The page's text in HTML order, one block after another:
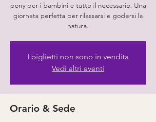
pony per i bambini e tutto il necessario. Una
giornata perfetta per rilassarsi e godersi la
natura.
I biglietti non sono in vendita
Vedi altri eventi
Orario & Sede